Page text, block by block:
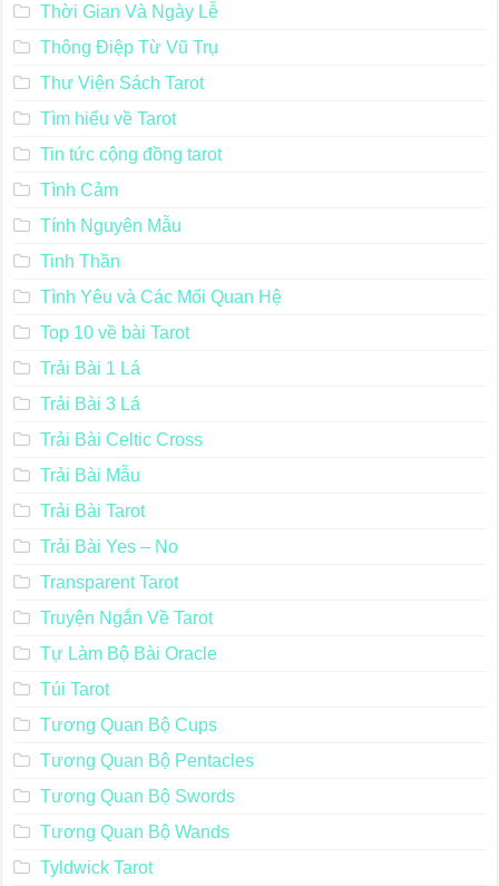
Thời Gian Và Ngày Lễ
Thông Điệp Từ Vũ Trụ
Thư Viện Sách Tarot
Tìm hiểu về Tarot
Tin tức cộng đồng tarot
Tình Cảm
Tính Nguyên Mẫu
Tinh Thần
Tình Yêu và Các Mối Quan Hệ
Top 10 về bài Tarot
Trải Bài 1 Lá
Trải Bài 3 Lá
Trải Bài Celtic Cross
Trải Bài Mẫu
Trải Bài Tarot
Trải Bài Yes – No
Transparent Tarot
Truyện Ngắn Về Tarot
Tự Làm Bộ Bài Oracle
Túi Tarot
Tương Quan Bộ Cups
Tương Quan Bộ Pentacles
Tương Quan Bộ Swords
Tương Quan Bộ Wands
Tyldwick Tarot